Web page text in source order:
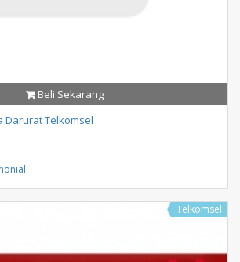
Beli Sekarang
Darurat Telkomsel
Telkomsel